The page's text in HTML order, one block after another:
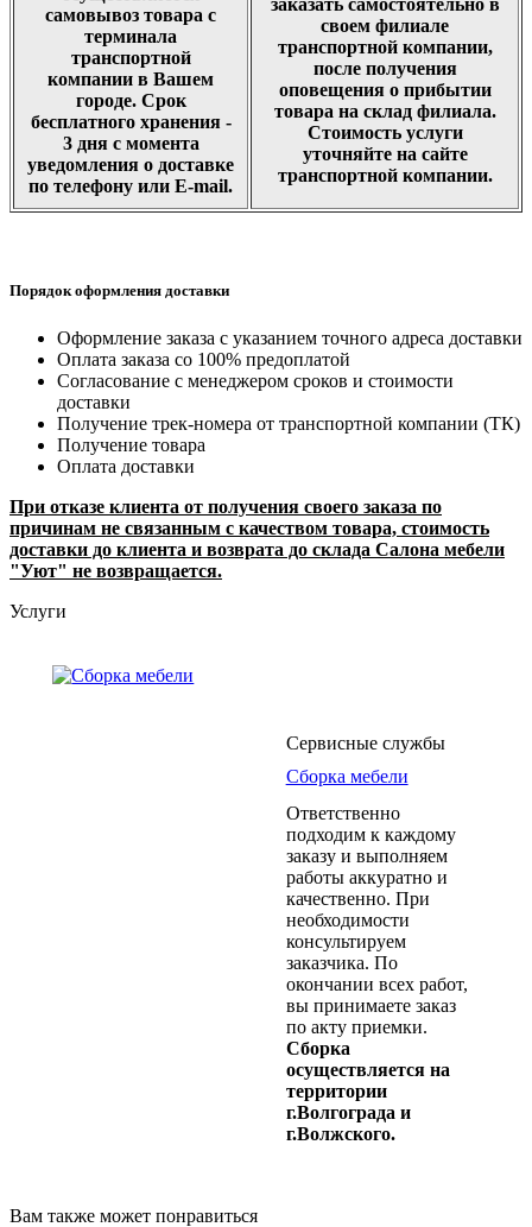
самовывоз товара с
терминала
транспортной
компании в Вашем
городе. Срок
бесплатного хранения -
3 дня с момента
уведомления о доставке
по телефону или E-mail.
своем филиале
транспортной компании,
после получения
оповещения о прибытии
товара на склад филиала.
Стоимость услуги
уточняйте на сайте
транспортной компании.
Порядок оформления доставки
Оформление заказа с указанием точного адреса доставки
Оплата заказа со 100% предоплатой
Согласование с менеджером сроков и стоимости
доставки
Получение трек-номера от транспортной компании (ТК)
Получение товара
Оплата доставки
При отказе клиента от получения своего заказа по
причинам не связанным с качеством товара, стоимость
доставки до клиента и возврата до склада Салона мебели
"Уют" не возвращается.
Услуги
Сервисные службы
Сборка мебели
Ответственно
подходим к каждому
заказу и выполняем
работы аккуратно и
качественно. При
необходимости
консультируем
заказчика. По
окончании всех работ,
вы принимаете заказ
по акту приемки.
Сборка
осуществляется на
территории
г.Волгограда и
г.Волжского.
Вам также может понравиться